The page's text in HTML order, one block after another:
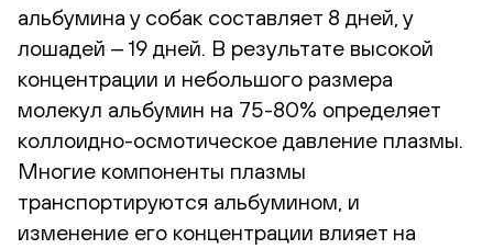
альбумина у собак составляет 8 дней, у
лошадей ‒ 19 дней. В результате высокой
концентрации и небольшого размера
молекул альбумин на 75-80% определяет
коллоидно-осмотическое давление плазмы.
Многие компоненты плазмы
транспортируются альбумином, и
изменение его концентрации влияет на